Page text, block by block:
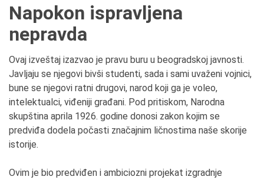
Napokon ispravljena
nepravda
Ovaj izveštaj izazvao je pravu buru u beogradskoj javnosti.
Javljaju se njegovi bivši studenti, sada i sami uvaženi vojnici,
bune se njegovi ratni drugovi, narod koji ga je voleo,
intelektualci, viđeniji građani. Pod pritiskom, Narodna
skupština aprila 1926. godine donosi zakon kojim se
predviđa dodela počasti značajnim ličnostima naše skorije
istorije.
Ovim je bio predviđen i ambiciozni projekat izgradnje